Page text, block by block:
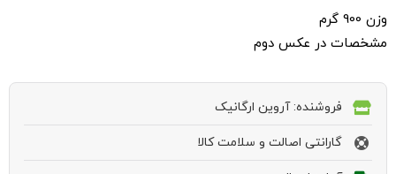
وزن 900 گرم
مشخصات در عکس دوم
فروشنده: آروین ارگانیک
گارانتی اصالت و سلامت کالا